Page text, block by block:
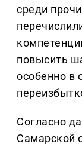
среди
повысить
особенно в
Согласно
Самарской